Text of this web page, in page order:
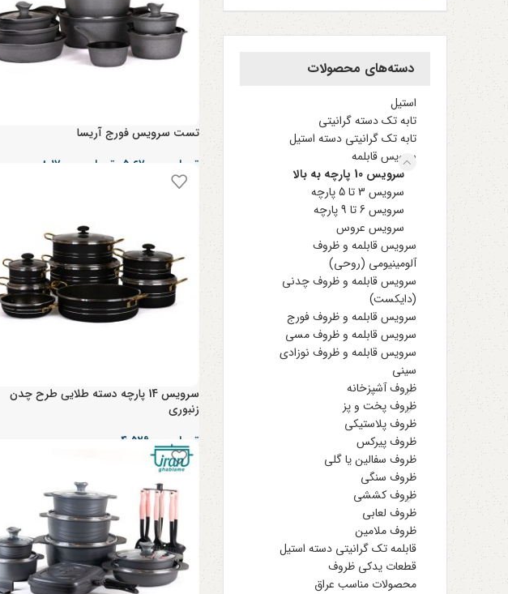
دسته‌های محصولات
استیل
تابه تک دسته گرانیتی
تابه تک گرانیتی دسته استیل
سرویس قابلمه
سرویس 10 پارچه به بالا
سرویس 3 تا 5 پارچه
سرویس 6 تا 9 پارچه
سرویس عروس
سرویس قابلمه و ظروف
آلومینیومی (روحی)
سرویس قابلمه و ظروف چدنی
(دایکست)
سرویس قابلمه و ظروف فورج
سرویس قابلمه و ظروف مسی
سرویس قابلمه و ظروف نوزادی
سینی
ظروف آشپزخانه
ظروف پخت و پز
ظروف پلاستیکی
ظروف پیرکس
ظروف سفالین یا گلی
ظروف سنگی
ظروف کششی
ظروف لعابی
ظروف ملامین
قابلمه تک گرانیتی دسته استیل
قطعات یدکی ظروف
محصولات مناسب عراق
تست سرویس فورج آریسا
تومان
تومان
سرویس 14 پارچه دسته طلایی طرح چدن
زنبوری
تومان۴,۵۲۹,۰۰۰